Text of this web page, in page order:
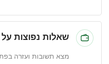
שאלות נפוצות על